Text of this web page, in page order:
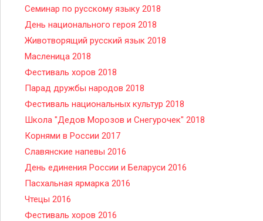
Семинар по русскому языку 2018
День национального героя 2018
Животворящий русский язык 2018
Масленица 2018
Фестиваль хоров 2018
Парад дружбы народов 2018
Фестиваль национальных культур 2018
Школа "Дедов Морозов и Снегурочек" 2018
Корнями в России 2017
Славянские напевы 2016
День единения России и Беларуси 2016
Пасхальная ярмарка 2016
Чтецы 2016
Фестиваль хоров 2016